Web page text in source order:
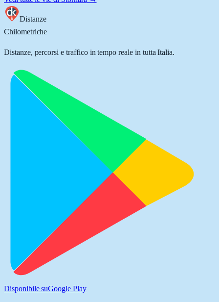
Distanze
Chilometriche
Distanze, percorsi e traffico in tempo reale in tutta Italia.
Disponibile suGoogle Play